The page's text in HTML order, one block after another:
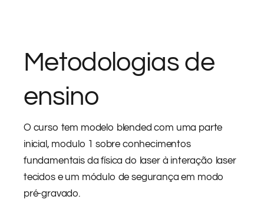
Metodologias de
ensino
O curso tem modelo blended com uma parte
inicial, modulo 1 sobre conhecimentos
fundamentais da física do laser à interação laser
tecidos e um módulo de segurança em modo
pré-gravado.